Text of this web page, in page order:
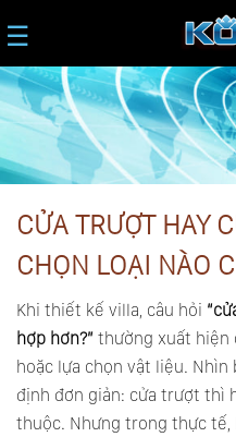
☰
CỬA TRƯỢT HAY
CHỌN LOẠI NÀO
Khi thiết kế villa, câu hỏi
hợp hơn?” thường xuất hiện
hoặc lựa chọn vật liệu.
định đơn giản: cửa trượt thì
thuộc. Nhưng trong thực tế,